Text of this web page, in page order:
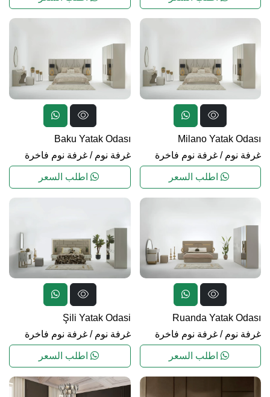
Milano Yatak Odası
غرفة نوم / غرفة نوم فاخرة
اطلب السعر
Baku Yatak Odası
غرفة نوم /غرفة نوم فاخرة
اطلب السعر
Ruanda Yatak Odası
غرفة نوم / غرفة نوم فاخرة
اطلب السعر
Şili Yatak Odasi
غرفة نوم /غرفة نوم فاخرة
اطلب السعر